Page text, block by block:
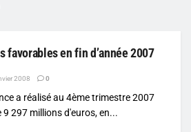
favorables en fin d’année 2007
2008 0
a réalisé au 4ème trimestre 2007
297 millions d'euros, en...